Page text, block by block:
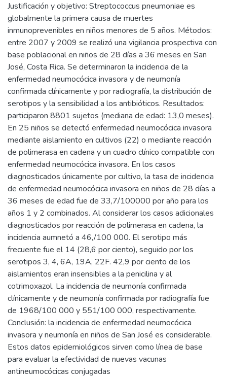
Justificación y objetivo: Streptococcus pneumoniae es
globalmente la primera causa de muertes
inmunoprevenibles en niños menores de 5 años. Métodos:
entre 2007 y 2009 se realizó una vigilancia prospectiva con
base poblacional en niños de 28 días a 36 meses en San
José, Costa Rica. Se determinaron la incidencia de la
enfermedad neumocócica invasora y de neumonía
confirmada clínicamente y por radiografía, la distribución de
serotipos y la sensibilidad a los antibióticos. Resultados:
participaron 8801 sujetos (mediana de edad: 13,0 meses).
En 25 niños se detectó enfermedad neumocócica invasora
mediante aislamiento en cultivos (22) o mediante reacción
de polimerasa en cadena y un cuadro clínico compatible con
enfermedad neumocócica invasora. En los casos
diagnosticados únicamente por cultivo, la tasa de incidencia
de enfermedad neumocócica invasora en niños de 28 días a
36 meses de edad fue de 33,7/100000 por año para los
años 1 y 2 combinados. Al considerar los casos adicionales
diagnosticados por reacción de polimerasa en cadena, la
incidencia aumnetó a 46,/100 000. El serotipo más
frecuente fue el 14 (28,6 por ciento), seguido por los
serotipos 3, 4, 6A, 19A, 22F. 42,9 por ciento de los
aislamientos eran insensibles a la penicilina y al
cotrimoxazol. La incidencia de neumonía confirmada
clínicamente y de neumonía confirmada por radiografía fue
de 1968/100 000 y 551/100 000, respectivamente.
Conclusión: la incidencia de enfermedad neumocócica
invasora y neumonía en niños de San José es considerable.
Estos datos epidemiológicos sirven como línea de base
para evaluar la efectividad de nuevas vacunas
antineumocócicas conjugadas